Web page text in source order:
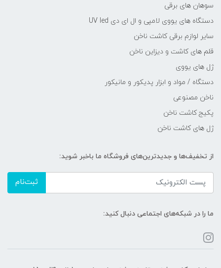
سوهان های برقی
دستگاه های یووی لامپی و ال ای دی UV led
سایر لوازم برقی کاشت ناخن
قلم های کاشت و دیزاین ناخن
ژل های یووی
دستگاه / مواد و ابزار پدیکور و مانیکور
ناخن مصنوعی
پکیج کاشت ناخن
ژل های کاشت ناخن
از تخفیف‌ها و جدیدترین‌های فروشگاه ما باخبر شوید:
ثبت‌نام
ما را در شبکه‌های اجتماعی دنبال کنید: